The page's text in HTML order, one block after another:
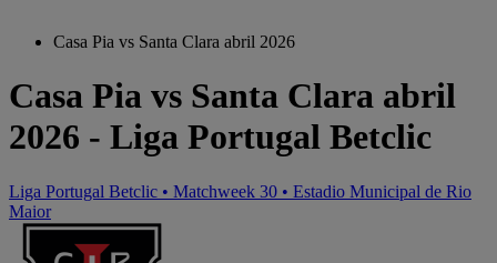
Casa Pia vs Santa Clara abril 2026
Casa Pia vs Santa Clara abril
2026 - Liga Portugal Betclic
Liga Portugal Betclic • Matchweek 30 • Estadio Municipal de Rio
Maior